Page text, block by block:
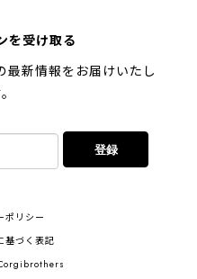
【 柴犬 毛色3色】マグカップ お家用 プレゼント コーギーブラザーズ 犬 うちの子
とうございました。 プ
も買いたいと思います。
！
を受け取る
最新情報をお届けいたし
登録
ポリシー
基づく表記